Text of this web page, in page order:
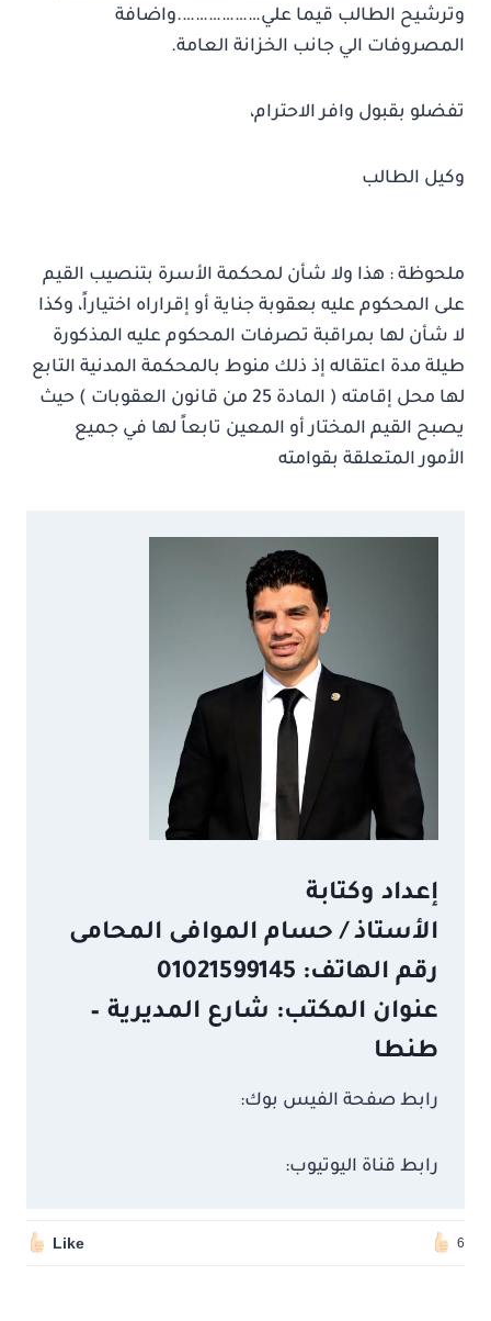
وترشيح الطالب قيما علي……………….واضافة
المصروفات الي جانب الخزانة العامة.
تفضلو بقبول وافر الاحترام،
وكيل الطالب
ملحوظة : هذا ولا شأن لمحكمة الأسرة بتنصيب القيم
على المحكوم عليه بعقوبة جناية أو إقراراه اختياراً، وكذا
لا شأن لها بمراقبة تصرفات المحكوم عليه المذكورة
طيلة مدة اعتقاله إذ ذلك منوط بالمحكمة المدنية التابع
لها محل إقامته ( المادة 25 من قانون العقوبات ) حيث
يصبح القيم المختار أو المعين تابعاً لها في جميع
الأمور المتعلقة بقوامته
إعداد وكتابة
الأستاذ / حسام الموافى المحامى
رقم الهاتف: 01021599145
عنوان المكتب: شارع المديرية –
طنطا
رابط صفحة الفيس بوك:
رابط قناة اليوتيوب:
Like 6